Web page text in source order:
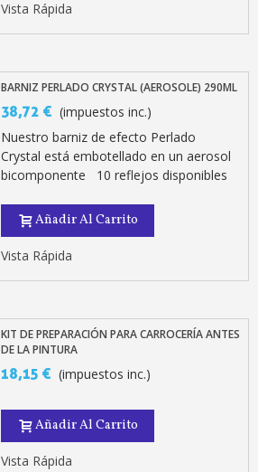
Vista Rápida
BARNIZ PERLADO CRYSTAL (AEROSOLE) 290ML
38,72 € (impuestos inc.)
Nuestro barniz de efecto Perlado
Crystal está embotellado en un aerosol
bicomponente 10 reflejos disponibles
Añadir Al Carrito
Vista Rápida
KIT DE PREPARACIÓN PARA CARROCERÍA ANTES
DE LA PINTURA
18,15 € (impuestos inc.)
Añadir Al Carrito
Vista Rápida